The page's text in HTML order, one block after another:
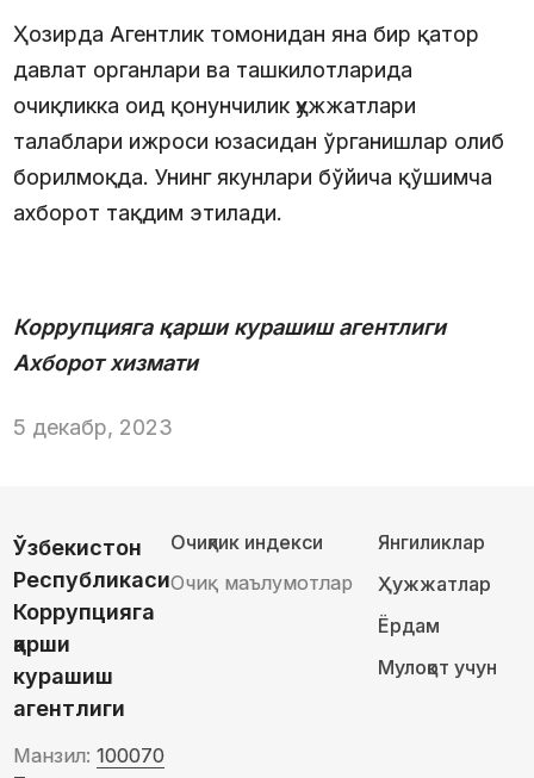
Ҳозирда Агентлик томонидан яна бир қатор
давлат органлари ва ташкилотларида
очиқликка оид қонунчилик ҳужжатлари
талаблари ижроси юзасидан ўрганишлар олиб
борилмоқда. Унинг якунлари бўйича қўшимча
ахборот тақдим этилади.
Коррупцияга қарши курашиш агентлиги
Ахборот хизмати
5 декабр, 2023
Ўзбекистон
Республикаси
Коррупцияга
қарши
курашиш
агентлиги
Манзил: 100070
Очиқлик индекси
Очиқ маълумотлар
Янгиликлар
Ҳужжатлар
Ёрдам
Мулоқот учун